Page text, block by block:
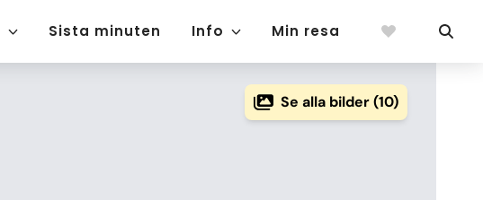
Sista minuten Info Min resa
Se alla bilder (10)